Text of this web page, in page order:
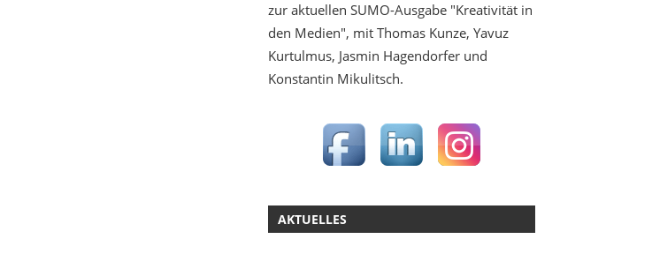
zur aktuellen SUMO-Ausgabe "Kreativität in
den Medien", mit Thomas Kunze, Yavuz
Kurtulmus, Jasmin Hagendorfer und
Konstantin Mikulitsch.
AKTUELLES